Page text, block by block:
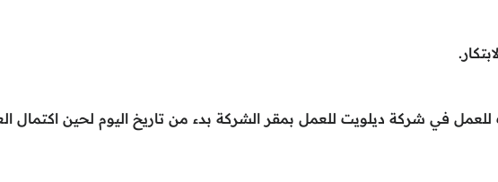
للعمل في شركة ديلويت للعمل بمقر الشركة بدء من تاريخ اليوم لحين اكتمال